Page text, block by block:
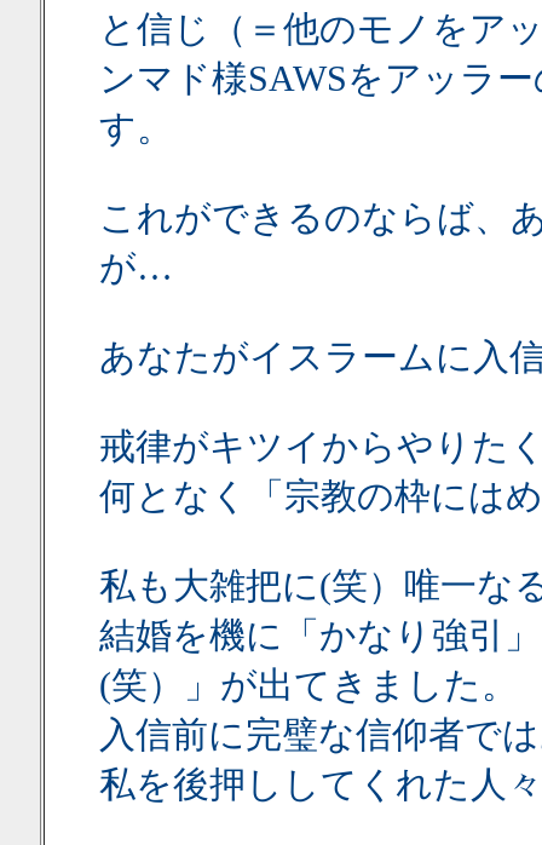
と信じ（＝他のモノをア
ンマド様SAWSをアッラ
す。
これができるのならば、
が…
あなたがイスラームに入
戒律がキツイからやりた
何となく「宗教の枠には
私も大雑把に(笑）唯一な
結婚を機に「かなり強引
(笑）」が出てきました。
入信前に完璧な信仰者で
私を後押ししてくれた人